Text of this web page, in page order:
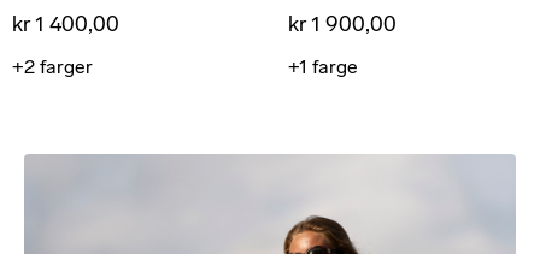
kr 1 400,00
+2 farger
kr 1 900,00
+1 farge